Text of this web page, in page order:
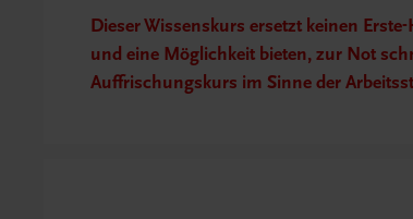
Dieser Wissenskursersetzt keinen
und eine Möglichkeit bieten, zur Not
Auffrischungskurs im Sinne der